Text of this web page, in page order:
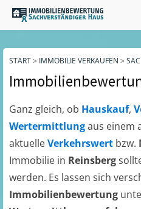
START> IMMOBILIE VERKAUFEN >
Ganz gleich, ob Hauskauf,
Wertermittlungaus einem
aktuelleVerkehrswert bzw.
Immobilie in Reinsberg
werden. Es lassen sich
Immobilienbewertung